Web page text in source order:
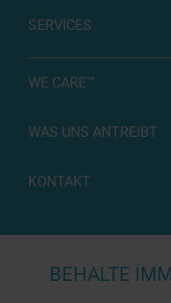
SERVICES
WE CARE™
WAS UNS ANTREIBT
KONTAKT
BEHALTE